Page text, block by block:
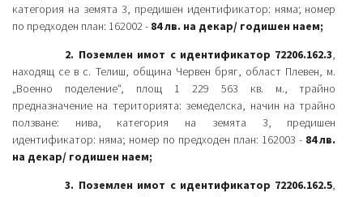
категория на земята 3, предишен идентификатор: няма; номер
по предходен план: 162002 - 84 лв. на декар/ годишен наем;
2. Поземлен имот с идентификатор 72206.162.3,
находящ се в с. Телиш, община Червен бряг, област Плевен, м.
„Военно поделение“, площ 1 229 563 кв. м., трайно
предназначение на територията: земеделска, начин на трайно
ползване: нива, категория на земята 3, предишен
идентификатор: няма; номер по предходен план: 162003 - 84 лв.
на декар/ годишен наем;
3. Поземлен имот с идентификатор 72206.162.5,